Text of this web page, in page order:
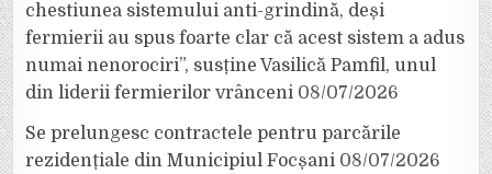
chestiunea sistemului anti-grindină, deși
fermierii au spus foarte clar că acest sistem a adus
numai nenorociri”, susține Vasilică Pamfil, unul
din liderii fermierilor vrânceni 08/07/2026
Se prelungesc contractele pentru parcările
rezidențiale din Municipiul Focșani 08/07/2026